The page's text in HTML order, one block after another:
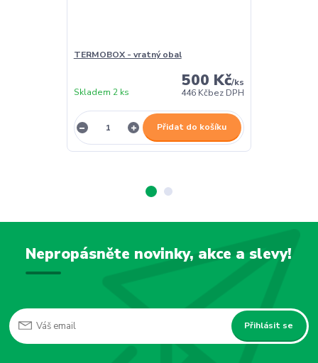
TERMOBOX - vratný obal
500 Kč/ks
446 Kčbez DPH
Skladem 2 ks
Přidat do košíku
Nepropásněte novinky, akce a slevy!
Přihlásit se